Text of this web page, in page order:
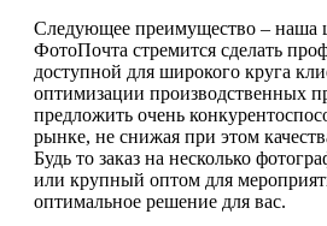
Следующее преимущество – наша
ФотоПочта стремится сделать
доступной для широкого круга
оптимизации производственных
предложить очень
рынке, не снижая при этом
Будь то заказ на несколько
или крупный оптом для
оптимальное решение для вас.